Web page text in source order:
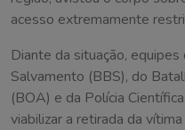
acesso extremamente
Diante da situação,
Salvamento (BBS), do
(BOA) e da Polícia
viabilizar a retirada da